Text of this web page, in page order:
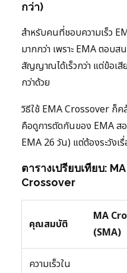
กว่า)
สำหรับคนที่ชอบความเร็ว
มากกว่า เพราะ EMA ตอบส
สัญญาณได้เร็วกว่า แต่ข้อเ
กว่าด้วย
วิธีใช้ EMA Crossover ก็
คือดูการตัดกันของ EMA ส
EMA 26 วัน) แต่ต้องระวัง
ตารางเปรียบเทียบ:
Crossover
คุณสมบัติ
MA
(SMA)
ความเร็วใน